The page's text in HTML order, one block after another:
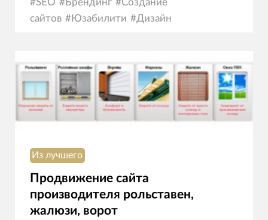
#SEO #Брендинг #Создание
сайтов #Юзабилити #Дизайн
Из лучшего
Продвижение сайта
производителя рольставен,
жалюзи, ворот